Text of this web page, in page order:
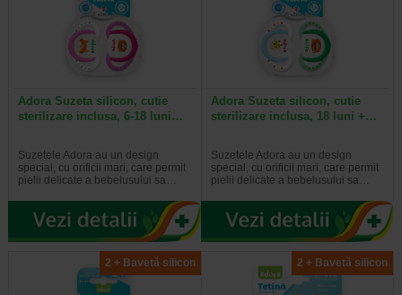
Adora Suzeta silicon, cutie
sterilizare inclusa, 6-18 luni…
Suzetele Adora au un design
special, cu orificii mari, care permit
pielii delicate a bebelusului sa…
Adora Suzeta silicon, cutie
sterilizare inclusa, 18 luni +…
Suzetele Adora au un design
special, cu orificii mari, care permit
pielii delicate a bebelusului sa…
2 + Bavetă silicon 2 + Bavetă silicon